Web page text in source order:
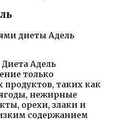
диеты Адель
Диета Адель
только
таких как
нежирные
орехи, злаки и
содержанием